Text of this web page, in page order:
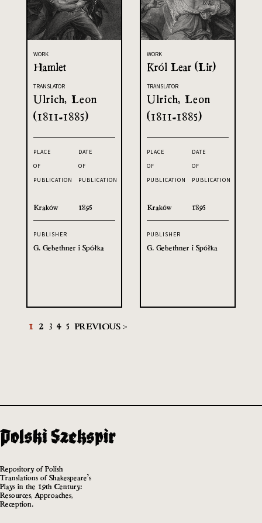
WORK
Hamlet
TRANSLATOR
Ulrich, Leon
(1811-1885)
PLACE
OF
PUBLICATION
Kraków
DATE
OF
PUBLICATION
1895
PUBLISHER
G. Gebethner i Spółka
WORK
Król Lear (Lir)
TRANSLATOR
Ulrich, Leon
(1811-1885)
PLACE
OF
PUBLICATION
Kraków
DATE
OF
PUBLICATION
1895
PUBLISHER
G. Gebethner i Spółka
1 2 3 4 5 PREVIOUS >
Repository of Polish
Translations of Shakespeare’s
Plays in the 19th Century:
Resources, Approaches,
Reception.